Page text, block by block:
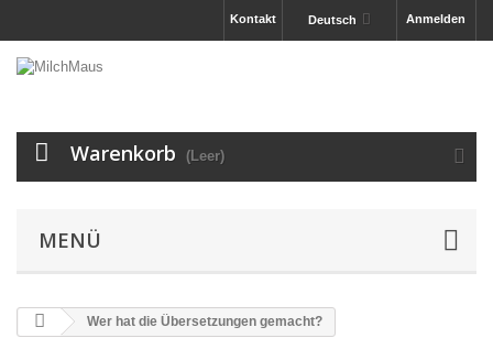
Anmelden
Deutsch
Kontakt
Warenkorb (Leer)
MENÜ
Wer hat die Übersetzungen gemacht?